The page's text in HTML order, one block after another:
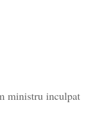
ministru inculpat